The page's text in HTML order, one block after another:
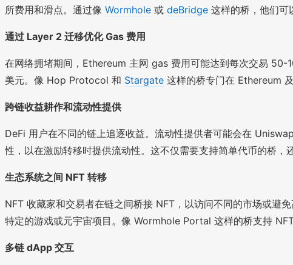
所费用和滑点。通过像 Wormhole 或 deBridge 这样的桥，他们可
通过 Layer 2 迁移优化 Gas 费用
在网络拥堵期间，Ethereum 主网 gas 费用可能达到每次交易
美元。像 Hop Protocol 和 Stargate 这样的桥专门在 Ethereum
跨链收益耕作和流动性提供
DeFi 用户在不同的链上追逐收益。流动性提供者可能会在
性，以在激励转移时提供流动性。这不仅需要支持简单代币的桥，
生态系统之间 NFT 转移
NFT 收藏家和交易者在链之间桥接 NFT，以访问不同的市场或
特定的游戏或元宇宙项目。像 Wormhole Portal 这样的桥支持 NFT
多链 dApp 交互